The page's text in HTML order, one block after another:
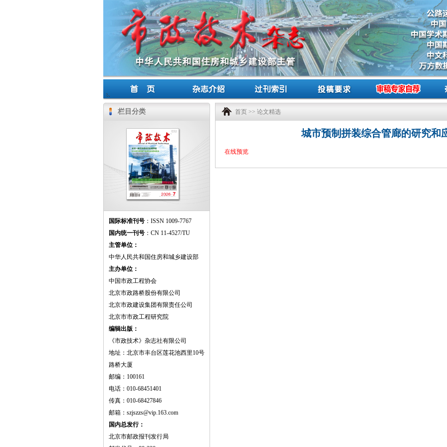
栏目分类
国际标准刊号 ：ISSN 1009-7767
国内统一刊号 ：CN 11-4527/TU
主管单位：
中华人民共和国住房和城乡建设部
主办单位：
中国市政工程协会
北京市政路桥股份有限公司
北京市政建设集团有限责任公司
北京市市政工程研究院
编辑出版：
《市政技术》杂志社有限公司
地址：北京市丰台区莲花池西里10号
路桥大厦
邮编：100161
电话：010-68451401
传真：010-68427846
邮箱：szjszzs@vip.163.com
国内总发行：
北京市邮政报刊发行局
首页 >> 论文精选
城市预制拼装综合管廊的研究和
在线预览